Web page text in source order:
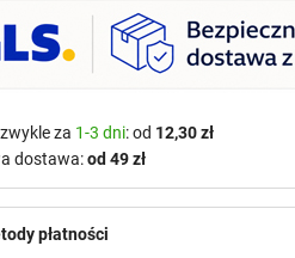
za 1-3 dni: od 12,30 zł
dostawa:od 49 zł
płatności